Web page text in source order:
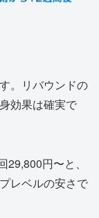
。リバウンドの
効果は確実で
29,800円〜と、
レベルの安さで